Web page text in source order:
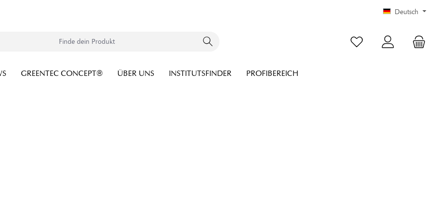
Deutsch
GREENTEC CONCEPT® ÜBER UNS INSTITUTSFINDER PROFIBEREICH